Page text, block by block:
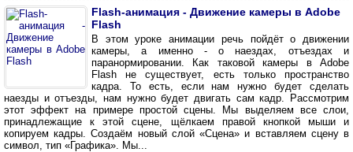
Flash-анимация - Движение камеры в Adobe
Flash
В этом уроке анимации речь пойдёт о движении
камеры, а именно - о наездах, отъездах и
паранормировании. Как таковой камеры в Adobe
Flash не существует, есть только пространство
кадра. То есть, если нам нужно будет сделать
наезды и отъезды, нам нужно будет двигать сам кадр. Рассмотрим
этот эффект на примере простой сцены. Мы выделяем все слои,
принадлежащие к этой сцене, щёлкаем правой кнопкой мыши и
копируем кадры. Создаём новый слой «Сцена» и вставляем сцену в
символ, тип «Графика». Мы...